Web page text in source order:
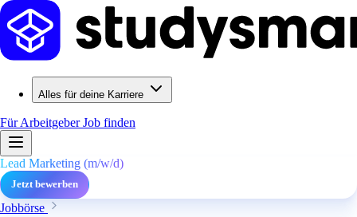
Alles für deine Karriere
Für ArbeitgeberJob finden
Lead Marketing (m/w/d)
Jetzt bewerben
Jobbörse